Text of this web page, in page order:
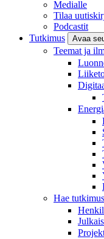
Medialle
Tilaa
Podcastit
Tutkimus
Avaa
Teemat ja
Hae